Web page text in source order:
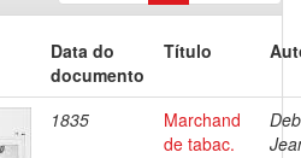
Data do
documento
Título
1835
Marchand
de tabac.